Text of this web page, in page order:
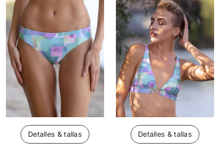
Detalles & tallas Detalles & tallas